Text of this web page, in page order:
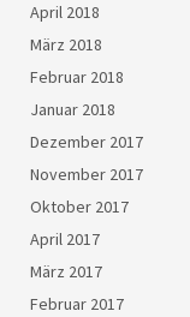
April 2018
März 2018
Februar 2018
Januar 2018
Dezember 2017
November 2017
Oktober 2017
April 2017
März 2017
Februar 2017